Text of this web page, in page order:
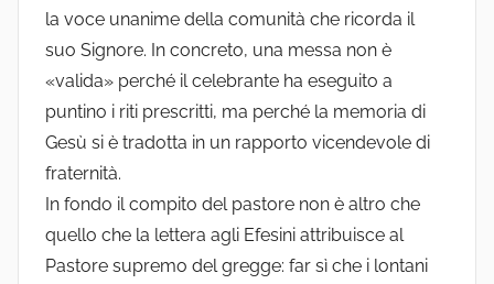
la voce unanime della comunità che ricorda il
suo Signore. In concreto, una messa non è
«valida» perché il celebrante ha eseguito a
puntino i riti prescritti, ma perché la memoria di
Gesù si è tradotta in un rapporto vicendevole di
fraternità.
In fondo il compito del pastore non è altro che
quello che la lettera agli Efesini attribuisce al
Pastore supremo del gregge: far sì che i lontani